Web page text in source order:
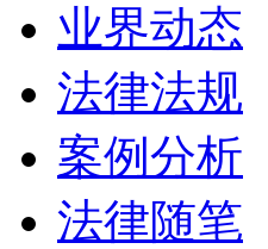
业界动态
法律法规
案例分析
法律随笔